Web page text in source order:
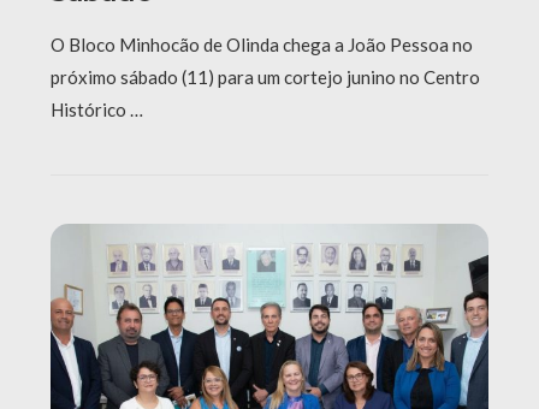
O Bloco Minhocão de Olinda chega a João Pessoa no
próximo sábado (11) para um cortejo junino no Centro
Histórico …